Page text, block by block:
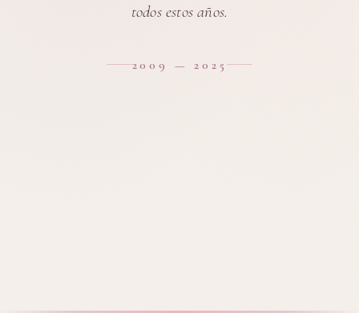
todos estos años.
2009 — 2025